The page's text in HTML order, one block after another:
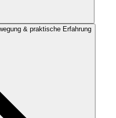
& praktische Erfahrung